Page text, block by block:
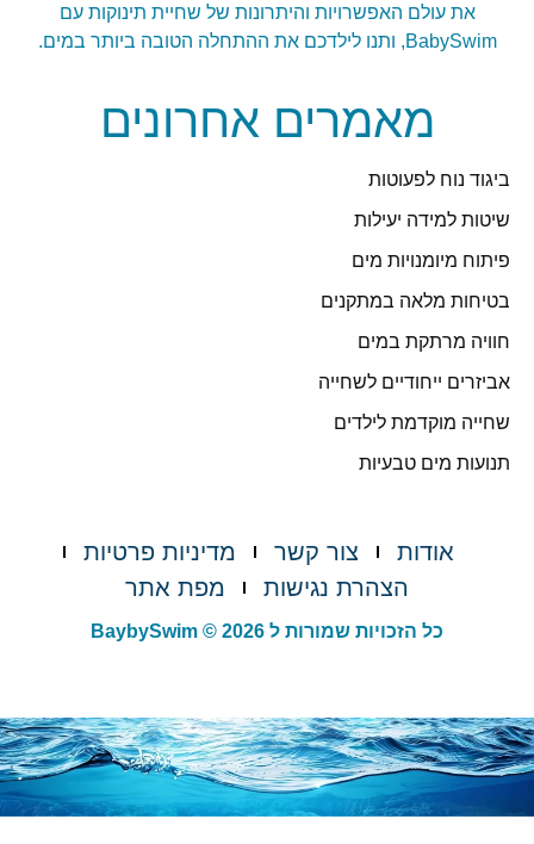
את עולם האפשרויות והיתרונות של שחיית תינוקות עם
BabySwim, ותנו לילדכם את ההתחלה הטובה ביותר במים.
מאמרים אחרונים
ביגוד נוח לפעוטות
שיטות למידה יעילות
פיתוח מיומנויות מים
בטיחות מלאה במתקנים
חוויה מרתקת במים
אביזרים ייחודיים לשחייה
שחייה מוקדמת לילדים
תנועות מים טבעיות
אודות צור קשר
מדיניות פרטיות
הצהרת נגישות
מפת אתר
כל הזכויות שמורות ל BaybySwim © 2026